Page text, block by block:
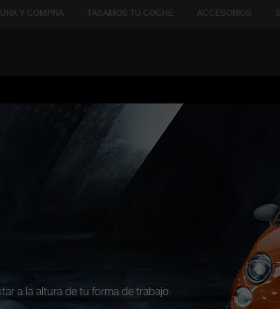
Y COMPRA TASAMOS TU COCHE ACCESORIOS
a la altura de tu forma de trabajo.